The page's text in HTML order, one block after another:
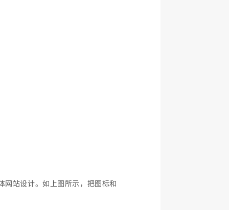
网站设计。如上图所示，把图标和